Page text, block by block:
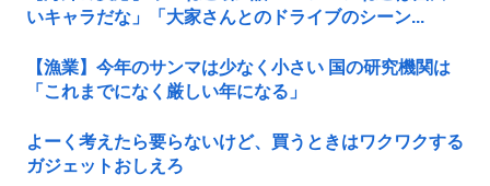
いキャラだな」「大家さんとのドライブのシーン...
【漁業】今年のサンマは少なく小さい 国の研究機関は
「これまでになく厳しい年になる」
よーく考えたら要らないけど、買うときはワクワクする
ガジェットおしえろ